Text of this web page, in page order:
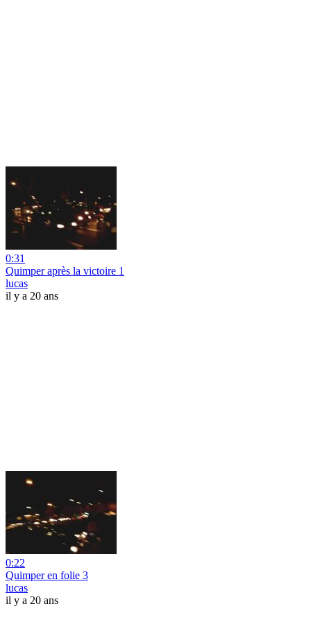
0:31
Quimper après la victoire 1
lucas
il y a 20 ans
0:22
Quimper en folie 3
lucas
il y a 20 ans